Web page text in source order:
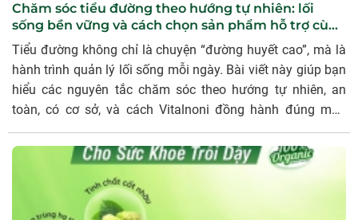
Chăm sóc tiểu đường theo hướng tự nhiên: lối
sống bền vững và cách chọn sản phẩm hỗ trợ cùng
Vitalnoni
Tiểu đường không chỉ là chuyện “đường huyết cao”, mà là
hành trình quản lý lối sống mỗi ngày. Bài viết này giúp bạn
hiểu các nguyên tắc chăm sóc theo hướng tự nhiên, an
toàn, có cơ sở, và cách Vitalnoni đồng hành đúng mực
bằng giải pháp hỗ trợ từ trái nhàu và thảo dược.